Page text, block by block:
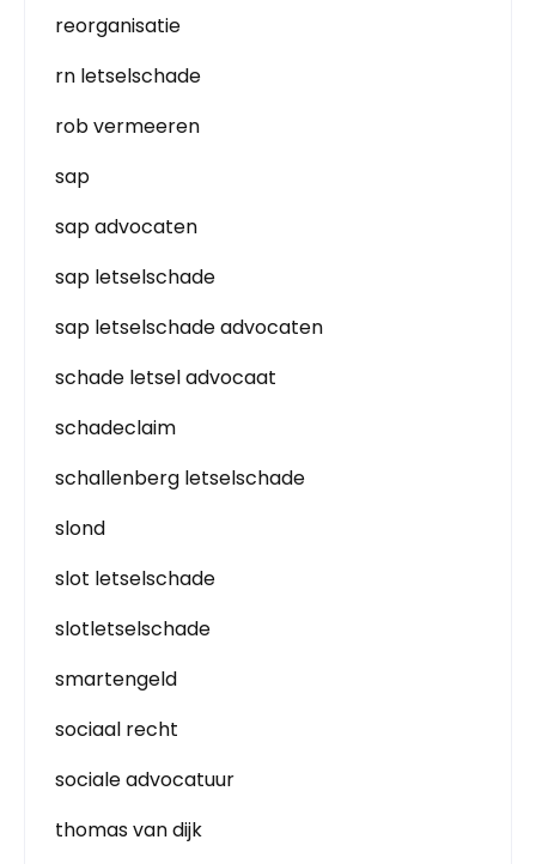
reorganisatie
rn letselschade
rob vermeeren
sap
sap advocaten
sap letselschade
sap letselschade advocaten
schade letsel advocaat
schadeclaim
schallenberg letselschade
slond
slot letselschade
slotletselschade
smartengeld
sociaal recht
sociale advocatuur
thomas van dijk